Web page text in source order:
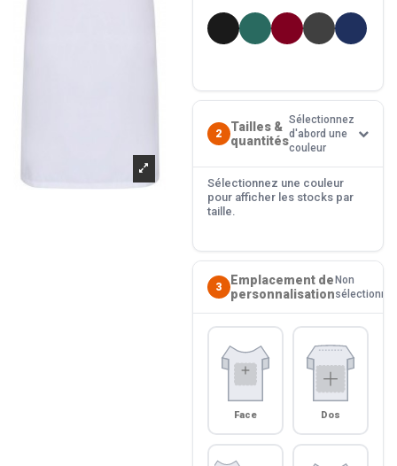
2
Tailles &
quantités
Sélectionnez
d'abord une
couleur
Sélectionnez une couleur
pour afficher les stocks par
taille.
3
Emplacement de
personnalisation
Non
sélectionné
Face Dos